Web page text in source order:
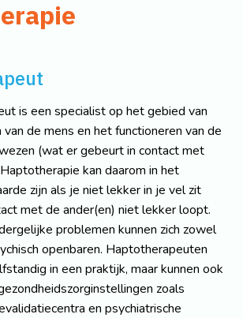
is een specialist op het gebied van
de mens en het functioneren van de
(wat er gebeurt in contact met
kan daarom in het
zijn als je niet lekker in je vel zit
met de ander(en) niet lekker loopt.
problemen kunnen zich zowel
openbaren. Haptotherapeuten
in een praktijk, maar kunnen ook
zoals
en psychiatrische